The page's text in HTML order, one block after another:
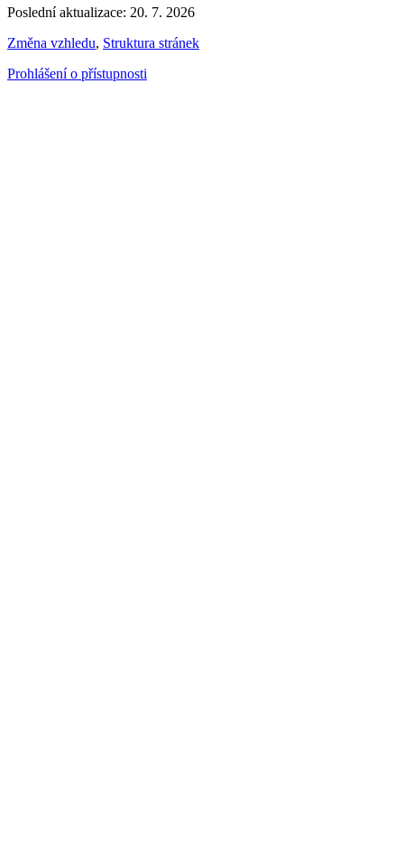
Poslední aktualizace: 20. 7. 2026
Změna vzhledu, Struktura stránek
Prohlášení o přístupnosti